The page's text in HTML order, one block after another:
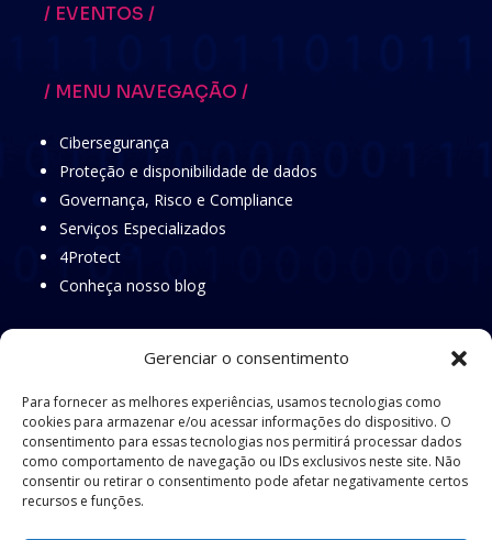
Gerenciar o consentimento
Para fornecer as melhores experiências, usamos tecnologias como
cookies para armazenar e/ou acessar informações do dispositivo. O
consentimento para essas tecnologias nos permitirá processar dados
como comportamento de navegação ou IDs exclusivos neste site. Não
consentir ou retirar o consentimento pode afetar negativamente certos
recursos e funções.
/ EVENTOS /
/ MENU NAVEGAÇÃO /
Cibersegurança
Proteção e disponibilidade de dados
Governança, Risco e Compliance
Serviços Especializados
4Protect
Conheça nosso blog
/ SIGA NAS REDES SOCIAIS /
Siga nossas redes para conteúdos exclusivos, dicas de
segurança e novidades que transformam seu negócio.
Mantenha-se atualizado e protegido!